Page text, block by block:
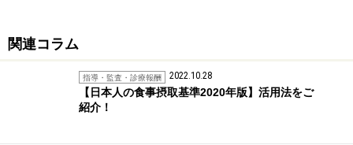
関連コラム
指導・監査・診療報酬 2022.10.28
【日本人の食事摂取基準2020年版】活用法をご
紹介！